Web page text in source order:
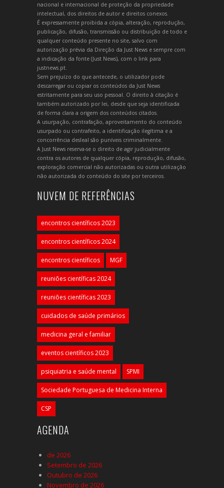
nacional e internacional de proteção da propriedade
intelectual, dos direitos de autor e direitos conexos.
É expressamente proibida a cópia, alteração, reprodução,
publicação, difusão, transmissão ou distribuição de todo e
qualquer conteúdo presente no site, salvo com
autorização prévia da Direção da Just News e sempre com
a indicação da fonte (Just News), com o link para
justnews.pt.
Sem prejuízo do que antecede, o utilizador pode
descarregar ou copiar os conteúdos da Just News
estritamente para seu uso pessoal. O direito à citação é
também autorizado por lei, desde que seja identificada
de forma clara a origem dos conteúdos citados.
A usurpação, contrafação, aproveitamento do conteúdo
usurpado ou contrafeito, a identificação ilegítima e a
concorrência desleal são puníveis criminalmente.
A Just News reserva-se o direito de agir judicialmente
contra os autores de qualquer cópia, reprodução, difusão,
exploração comercial não autorizadas ou outra utilização
não autorizada do conteúdo do site por terceiros.
NUVEM DE REFERÊNCIAS
encontros científicos 2023
encontros científicos 2024
encontros científicos MGF
reuniões científicas 2024
reuniões científicas 2023
cuidados de saúde primários
medicina geral e familiar
eventos científicos 2023
psiquiatria e saúde mental SPMI
Sociedade Portuguesa de Medicina Interna
CSP
AGENDA
de 2026
Setembro de 2026
Outubro de 2026
Novembro de 2026